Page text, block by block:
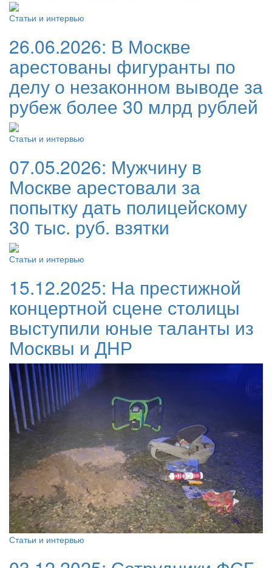
Статьи и интервью
26.06.2026: В Москве
арестованы фигуранты по
делу о незаконном выводе за
рубеж более 30 млрд рублей
Статьи и интервью
07.05.2026: Мужчину в
Москве арестовали за
попытку дать полицейскому
30 тыс. руб. взятки
Статьи и интервью
15.12.2025: На престижной
концертной сцене столицы
выступили юные таланты из
Москвы и ДНР
Статьи и интервью